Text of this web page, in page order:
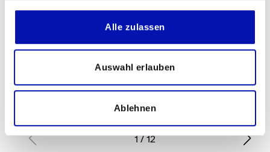
Alle zulassen
Auswahl erlauben
Ablehnen
Klang gewordene Emotion
Weiterlesen
1/12